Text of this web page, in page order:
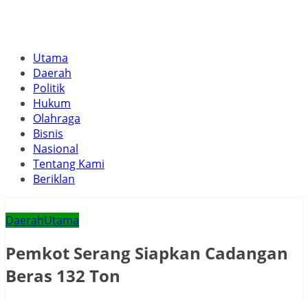
Utama
Daerah
Politik
Hukum
Olahraga
Bisnis
Nasional
Tentang Kami
Beriklan
DaerahUtama
Pemkot Serang Siapkan Cadangan
Beras 132 Ton